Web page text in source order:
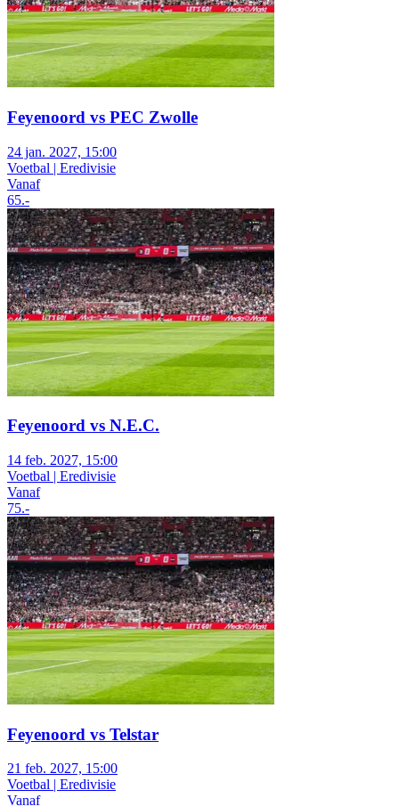
Feyenoord vs PEC Zwolle
24 jan. 2027, 15:00
Voetbal | Eredivisie
Vanaf
65.-
Feyenoord vs N.E.C.
14 feb. 2027, 15:00
Voetbal | Eredivisie
Vanaf
75.-
Feyenoord vs Telstar
21 feb. 2027, 15:00
Voetbal | Eredivisie
Vanaf